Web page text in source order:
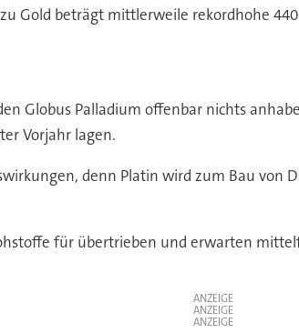
Gold beträgt mittlerweile rekordhohe
Globus Palladium offenbar nichts
Vorjahr lagen.
denn Platin wird zum Bau von
für übertrieben und erwarten
ANZEIGE
ANZEIGE
ANZEIGE